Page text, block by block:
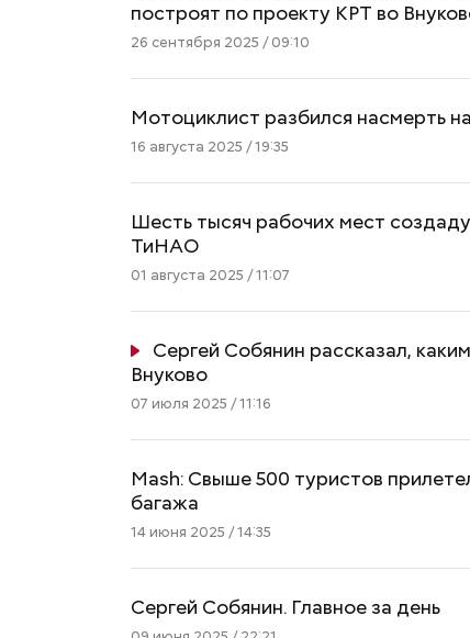
построят по проекту КРТ во
26 сентября 2025 / 09:10
Мотоциклист разбился насмерть
16 августа 2025 / 19:35
Шесть тысяч рабочих мест
ТиНАО
01 августа 2025 / 11:07
Сергей Собянин рассказал,
Внуково
07 июля 2025 / 11:16
Mash: Свыше 500 туристов
багажа
14 июня 2025 / 14:35
Сергей Собянин. Главное за день
Как поменять батареи